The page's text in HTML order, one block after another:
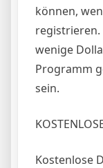
können,
wenige
Programm
sein.
Kostenlose